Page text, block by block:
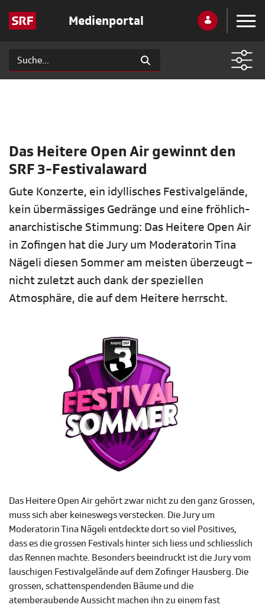
Medienportal
Das Heitere Open Air gewinnt den
SRF 3-Festivalaward
Gute Konzerte, ein idyllisches Festivalgelände,
kein übermässiges Gedränge und eine fröhlich-
anarchistische Stimmung: Das Heitere Open Air
in Zofingen hat die Jury um Moderatorin Tina
Nägeli diesen Sommer am meisten überzeugt –
nicht zuletzt auch dank der speziellen
Atmosphäre, die auf dem Heitere herrscht.
Das Heitere Open Air gehört zwar nicht zu den ganz Grossen,
muss sich aber keineswegs verstecken. Die Jury um
Moderatorin Tina Nägeli entdeckte dort so viel Positives,
dass es die grossen Festivals hinter sich liess und schliesslich
das Rennen machte. Besonders beeindruckt ist die Jury vom
lauschigen Festivalgelände auf dem Zofinger Hausberg. Die
grossen, schattenspendenden Bäume und die
atemberaubende Aussicht machen ihn zu einem fast